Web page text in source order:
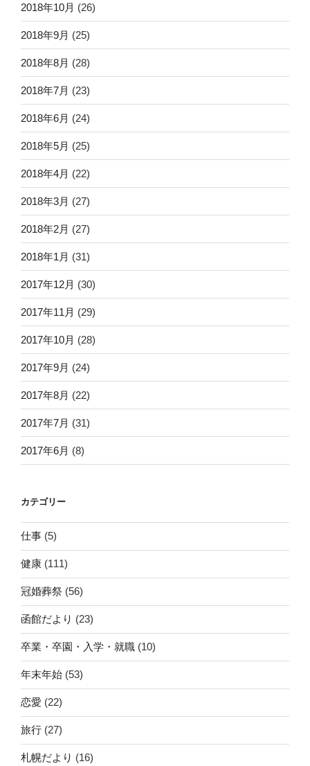
2018年10月 (26)
2018年9月 (25)
2018年8月 (28)
2018年7月 (23)
2018年6月 (24)
2018年5月 (25)
2018年4月 (22)
2018年3月 (27)
2018年2月 (27)
2018年1月 (31)
2017年12月 (30)
2017年11月 (29)
2017年10月 (28)
2017年9月 (24)
2017年8月 (22)
2017年7月 (31)
2017年6月 (8)
カテゴリー
仕事 (5)
健康 (111)
冠婚葬祭 (56)
函館だより (23)
卒業・卒園・入学・就職 (10)
年末年始 (53)
恋愛 (22)
旅行 (27)
札幌だより (16)